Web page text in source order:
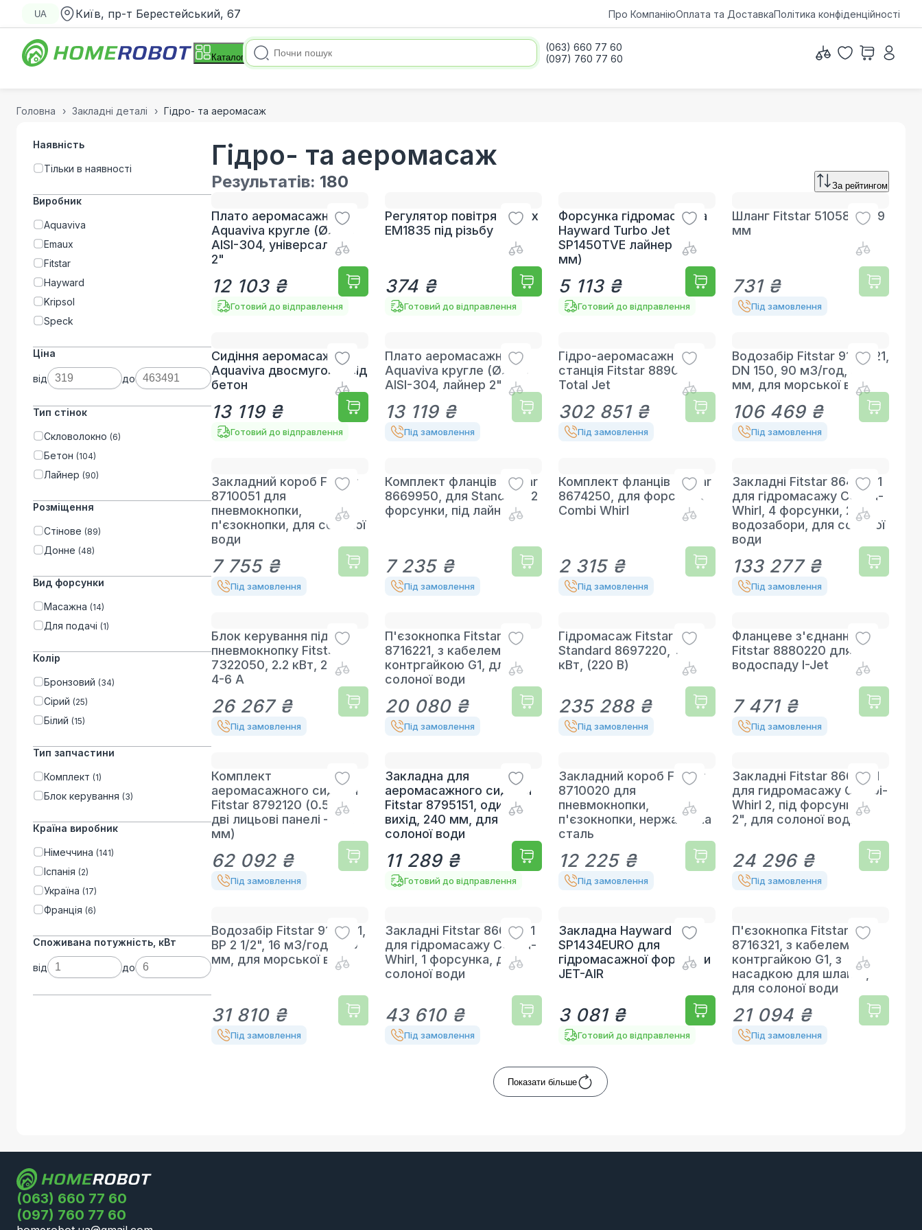
UA Київ, пр-т Берестейський, 67 Про КомпаніюОплата та ДоставкаПолітика конфіденційності
Каталог
(063) 660 77 60
(097) 760 77 60
Головна Закладні деталі Гідро- та аеромасаж
Наявність
Тільки в наявності
Виробник
Aquaviva
Emaux
Fitstar
Hayward
Kripsol
Speck
Ціна
від до
Тип стінок
Скловолокно (6)
Бетон (104)
Лайнер (90)
Розміщення
Стінове (89)
Донне (48)
Вид форсунки
Масажна (14)
Для подачі (1)
Колір
Бронзовий (34)
Сірий (25)
Білий (15)
Тип запчастини
Комплект (1)
Блок керування (3)
Країна виробник
Німеччина (141)
Іспанія (2)
Україна (17)
Франція (6)
Споживана потужність, кВт
від до
Гідро- та аеромасаж
Результатів: 180 За рейтингом
Плато аеромасажне
Aquaviva кругле (Ø280)
AISI-304, універсальний
2"
12 103 ₴
Готовий до відправлення
Регулятор повітря Emaux
EM1835 під різьбу
374 ₴
Готовий до відправлення
Форсунка гідромасажна
Hayward Turbo Jet
SP1450TVE лайнер (50
мм)
5 113 ₴
Готовий до відправлення
Шланг Fitstar 510580, d19
мм
731 ₴
Під замовлення
Сидіння аеромасажне
Aquaviva двосмугове, під
бетон
13 119 ₴
Готовий до відправлення
Плато аеромасажне
Aquaviva кругле (Ø200)
AISI-304, лайнер 2"
13 119 ₴
Під замовлення
Гідро-аеромасажна
станція Fitstar 8890120
Total Jet
302 851 ₴
Під замовлення
Водозабір Fitstar 9164021,
DN 150, 90 м3/год, 485
мм, для морської води
106 469 ₴
Під замовлення
Закладний короб Fitstar
8710051 для
пневмокнопки,
п'єзокнопки, для солоної
води
7 755 ₴
Під замовлення
Комплект фланців Fitstar
8669950, для Standard, 2
форсунки, під лайнер
7 235 ₴
Під замовлення
Комплект фланців Fitstar
8674250, для форсунок
Combi Whirl
2 315 ₴
Під замовлення
Закладні Fitstar 8640051
для гідромасажу Combi-
Whirl, 4 форсунки, 2
водозабори, для солоної
води
133 277 ₴
Під замовлення
Блок керування під
пневмокнопку Fitstar
7322050, 2.2 кВт, 230 В,
4-6 А
26 267 ₴
Під замовлення
П'єзокнопка Fitstar
8716221, з кабелем 5 м,
контргайкою G1, для
солоної води
20 080 ₴
Під замовлення
Гідромасаж Fitstar
Standard 8697220, 1.5
кВт, (220 В)
235 288 ₴
Під замовлення
Фланцеве з'єднання
Fitstar 8880220 для
водоспаду I-Jet
7 471 ₴
Під замовлення
Комплект
аеромасажного сидіння
Fitstar 8792120 (0.5 кВт,
дві лицьові панелі – 250
мм)
62 092 ₴
Під замовлення
Закладна для
аеромасажного сидіння
Fitstar 8795151, один
вихід, 240 мм, для
солоної води
11 289 ₴
Готовий до відправлення
Закладний короб Fitstar
8710020 для
пневмокнопки,
п'єзокнопки, нержавіюча
сталь
12 225 ₴
Під замовлення
Закладні Fitstar 8662251
для гидромасажу Combi-
Whirl 2, під форсунки ВР
2", для солоної води
24 296 ₴
Під замовлення
Водозабір Fitstar 9161021,
ВР 2 1/2", 16 м3/год, 200
мм, для морської води
31 810 ₴
Під замовлення
Закладні Fitstar 8660051
для гідромасажу Combi-
Whirl, 1 форсунка, для
солоної води
43 610 ₴
Під замовлення
Закладна Hayward
SP1434EURO для
гідромасажної форсунки
JET-AIR
3 081 ₴
Готовий до відправлення
П'єзокнопка Fitstar
8716321, з кабелем 5 м,
контргайкою G1, з
насадкою для шланга,
для солоної води
21 094 ₴
Під замовлення
Показати більше
(063) 660 77 60
(097) 760 77 60